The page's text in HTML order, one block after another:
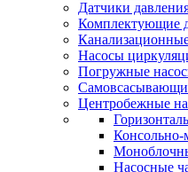
Датчики
Комплектующие
Насосы
Погружные
Центробежные
Насосные